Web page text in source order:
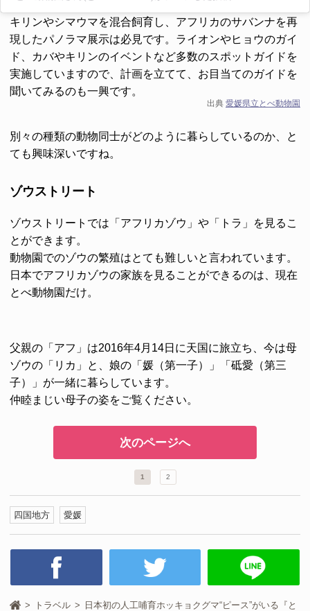
キリンやシマウマを混合飼育し、アフリカのサバンナを再
現したパノラマ展示は必見です。ライオンやヒョウのガイ
ド、カバやキリンのイベントなど多数のスポットガイドを
実施していますので、計画を立てて、お目当てのガイドを
聞いてみるのも一興です。
出典 愛媛県立とべ動物園
別々の種類の動物同士がどのように暮らしているのか、と
ても興味深いですね。
ゾウストリート
ゾウストリートでは「アフリカゾウ」や「トラ」を見るこ
とができます。
動物園でのゾウの繁殖はとても難しいと言われています。
日本でアフリカゾウの家族を見ることができるのは、現在
とべ動物園だけ。
父親の「アフ」は2016年4月14日に天国に旅立ち、今は母
ゾウの「リカ」と、娘の「媛（第一子）」「砥愛（第三
子）」が一緒に暮らしています。
仲睦まじい母子の姿をご覧ください。
次のページへ
1 2
四国地方 愛媛
トラベル
日本初の人工哺育ホッキョクグマ“ピース”がいる『と